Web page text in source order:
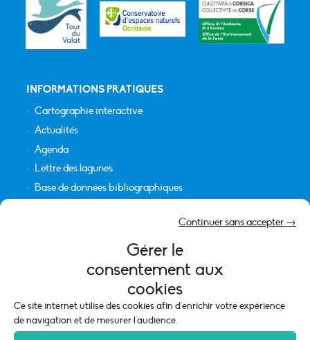
Gérer le
consentement aux
cookies
Ce site internet utilise des cookies afin d'enrichir votre expérience
de navigation et de mesurer l'audience.
Continuer sans accepter →
INFORMATIONS PRATIQUES
Cartographie interactive
Actualités
Agenda
Lettre des lagunes
Base de données bibliographiques
Mentions légales
Politique de cookies (UE)